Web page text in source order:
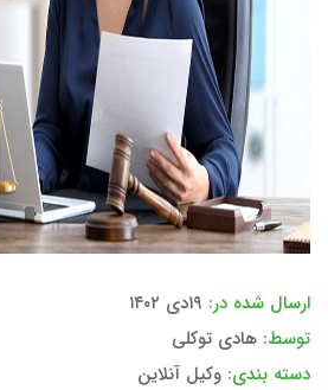
ارسال شده در: ۱۹دی ۱۴۰۲
توسط: هادی توکلی
دسته بندی: وکیل آنلاین